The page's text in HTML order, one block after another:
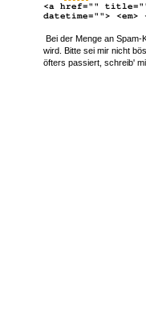
<a href=""
datetime="">
Bei der Menge an
wird. Bitte sei mir nicht
öfters passiert, schreib'